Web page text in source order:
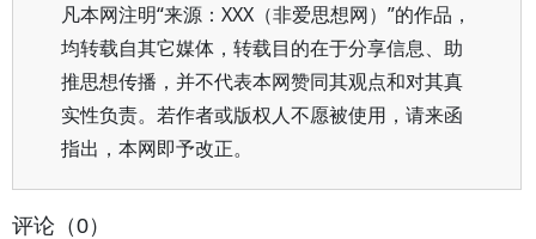
凡本网注明“来源：XXX（非爱思想网）”的作品，
均转载自其它媒体，转载目的在于分享信息、助
推思想传播，并不代表本网赞同其观点和对其真
实性负责。若作者或版权人不愿被使用，请来函
指出，本网即予改正。
评论（0）